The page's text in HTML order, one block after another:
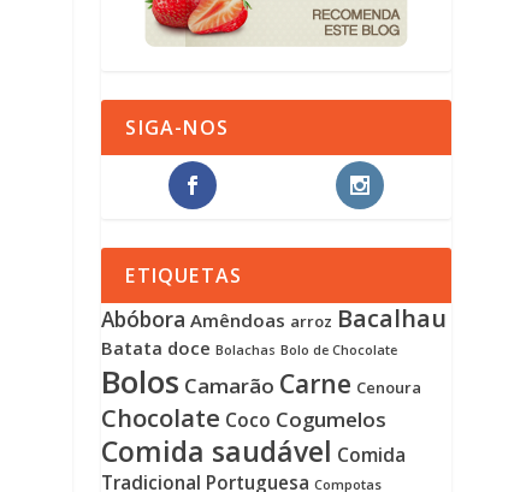
SIGA-NOS
ETIQUETAS
Abóbora Amêndoas arroz Bacalhau
Batata doce Bolachas Bolo de Chocolate
Bolos Camarão Carne Cenoura
Chocolate Coco Cogumelos
Comida saudável Comida
Tradicional Portuguesa Compotas